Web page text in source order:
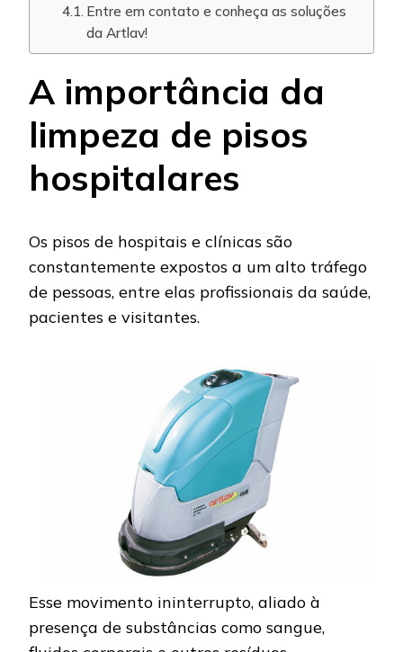
Entre em contato e conheça as soluções
da Artlav!
A importância da
limpeza de pisos
hospitalares
Os pisos de hospitais e clínicas são
constantemente expostos a um alto tráfego
de pessoas, entre elas profissionais da saúde,
pacientes e visitantes.
Esse movimento ininterrupto, aliado à
presença de substâncias como sangue,